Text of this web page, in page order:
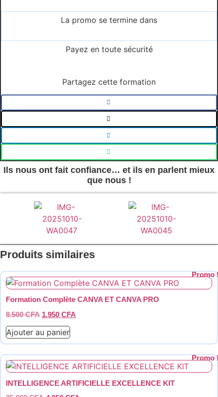
à
5.0
La promo se termine dans
Payez en toute sécurité
Partagez cette formation
Ils nous ont fait confiance… et ils en parlent mieux
que nous !
Produits similaires
Promo
Formation Complète CANVA ET CANVA PRO
8.500CFA Le
prix
initial
était :
8.500 CFA.
1.950 CFA
est :
1.950 CFA.
Ajouter au panier
Promo
INTELLIGENCE ARTIFICIELLE EXCELLENCE KIT